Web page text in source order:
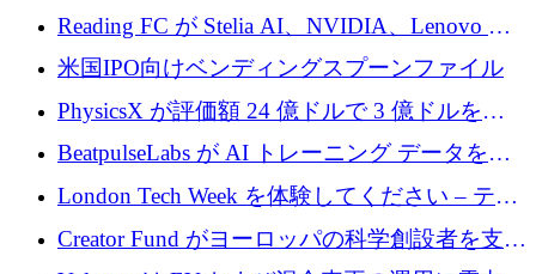
国の新興企業は「ここで拡大」し「ここに留
まる」
Reading FC が Stelia AI、NVIDIA、Lenovo と
協力して AI Center of Excellence を立ち上げ
米国IPO向けベンディングスプーンファイル
PhysicsX が評価額 24 億ドルで 3 億ドルを調
達
BeatpulseLabs が AI トレーニング データを拡
張するために 180 万ドルのプレシードを調達
London Tech Week を体験してください – テク
ノロジーがヨーロッパのイノベーションの未
来を形作る場所
Creator Fund がヨーロッパの科学創設者を支援